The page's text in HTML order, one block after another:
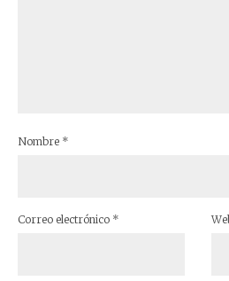
Nombre *
Correo electrónico *